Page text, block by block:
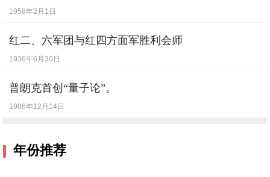
1958年2月1日
红二、六军团与红四方面军胜利会师
1936年6月30日
普朗克首创“量子论”。
1906年12月14日
年份推荐